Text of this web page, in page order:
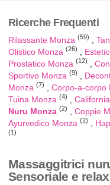
Ricerche Frequenti
Rilassante Monza (59)
Olistico Monza (26)
Prostatico Monza (12)
Sportivo Monza (9)
Monza (7) Corpo-a-corpo
Tuina Monza (4)
Nuru Monza (2) Coppie
Ayurvedico Monza (2)
(1)
Massaggitrici
Sensoriale e relax